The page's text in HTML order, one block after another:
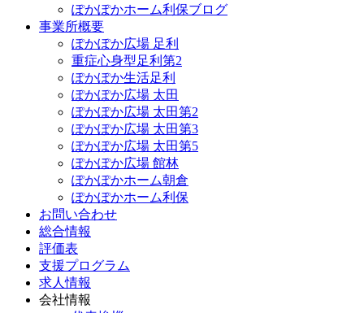
ぽかぽかホーム利保ブログ
事業所概要
ぽかぽか広場 足利
重症心身型足利第2
ぽかぽか生活足利
ぽかぽか広場 太田
ぽかぽか広場 太田第2
ぽかぽか広場 太田第3
ぽかぽか広場 太田第5
ぽかぽか広場 館林
ぽかぽかホーム朝倉
ぽかぽかホーム利保
お問い合わせ
総合情報
評価表
支援プログラム
求人情報
会社情報